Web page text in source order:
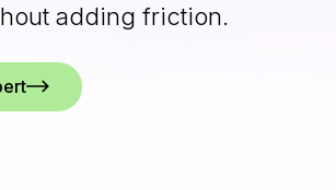
adding friction.